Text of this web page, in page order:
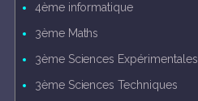
4ème informatique
3ème Maths
3ème Sciences Expérimentales
3ème Sciences Techniques